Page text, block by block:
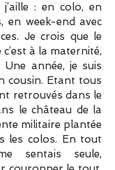
: en colo, en
en week-end avec
Je crois que le
à la maternité,
année, je suis
cousin. Etant tous
retrouvés dans le
le château de la
militaire plantée
les colos. En tout
sentais seule,